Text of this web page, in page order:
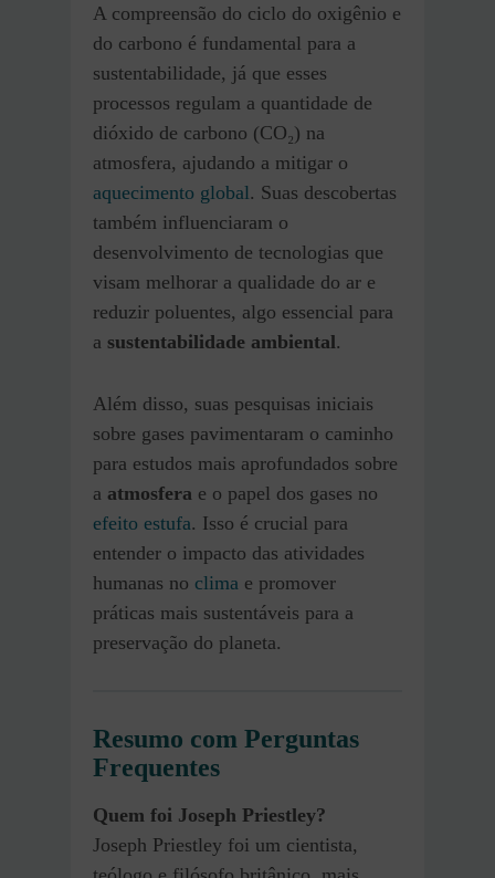
A compreensão do ciclo do oxigênio e
do carbono é fundamental para a
sustentabilidade, já que esses
processos regulam a quantidade de
dióxido de carbono (CO₂) na
atmosfera, ajudando a mitigar o
aquecimento global. Suas descobertas
também influenciaram o
desenvolvimento de tecnologias que
visam melhorar a qualidade do ar e
reduzir poluentes, algo essencial para
a sustentabilidade ambiental.
Além disso, suas pesquisas iniciais
sobre gases pavimentaram o caminho
para estudos mais aprofundados sobre
a atmosfera e o papel dos gases no
efeito estufa. Isso é crucial para
entender o impacto das atividades
humanas no clima e promover
práticas mais sustentáveis para a
preservação do planeta.
Resumo com Perguntas
Frequentes
Quem foi Joseph Priestley?
Joseph Priestley foi um cientista,